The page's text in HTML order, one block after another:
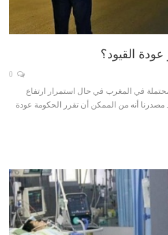
في المغرب في حال استمرار ارتفاع
اليومية بـ كوفيد-19. ويحدد مصدرنا أنه من الممكن أن تقرر الحكومة عودة